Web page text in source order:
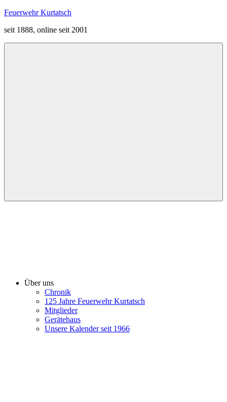
Zum
springen
Feuerwehr Kurtatsch
seit 1888, online seit 2001
Über uns
Chronik
125 Jahre Feuerwehr Kurtatsch
Mitglieder
Gerätehaus
Unsere Kalender seit 1966